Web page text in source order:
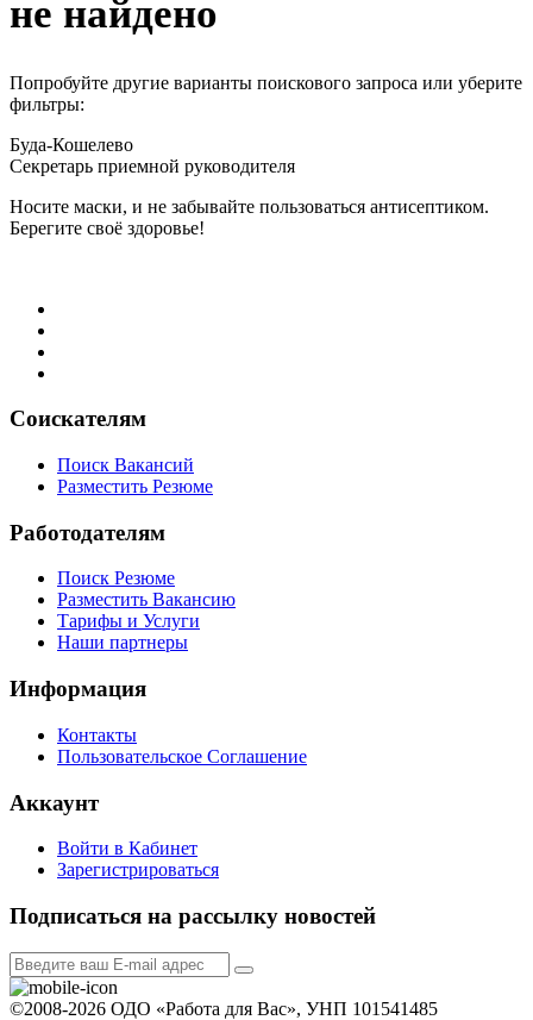
не найдено
Попробуйте другие варианты поискового запроса или уберите
фильтры:
Буда-Кошелево
Секретарь приемной руководителя
Носите маски, и не забывайте пользоваться антисептиком.
Берегите своё здоровье!
Соискателям
Поиск Вакансий
Разместить Резюме
Работодателям
Поиск Резюме
Разместить Вакансию
Тарифы и Услуги
Наши партнеры
Информация
Контакты
Пользовательское Соглашение
Аккаунт
Войти в Кабинет
Зарегистрироваться
Подписаться на рассылку новостей
©2008-2026 ОДО «Работа для Вас», УНП 101541485